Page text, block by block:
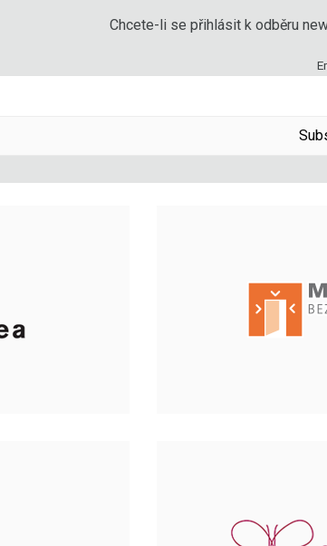
Chcete-li se přihlásit k odběru